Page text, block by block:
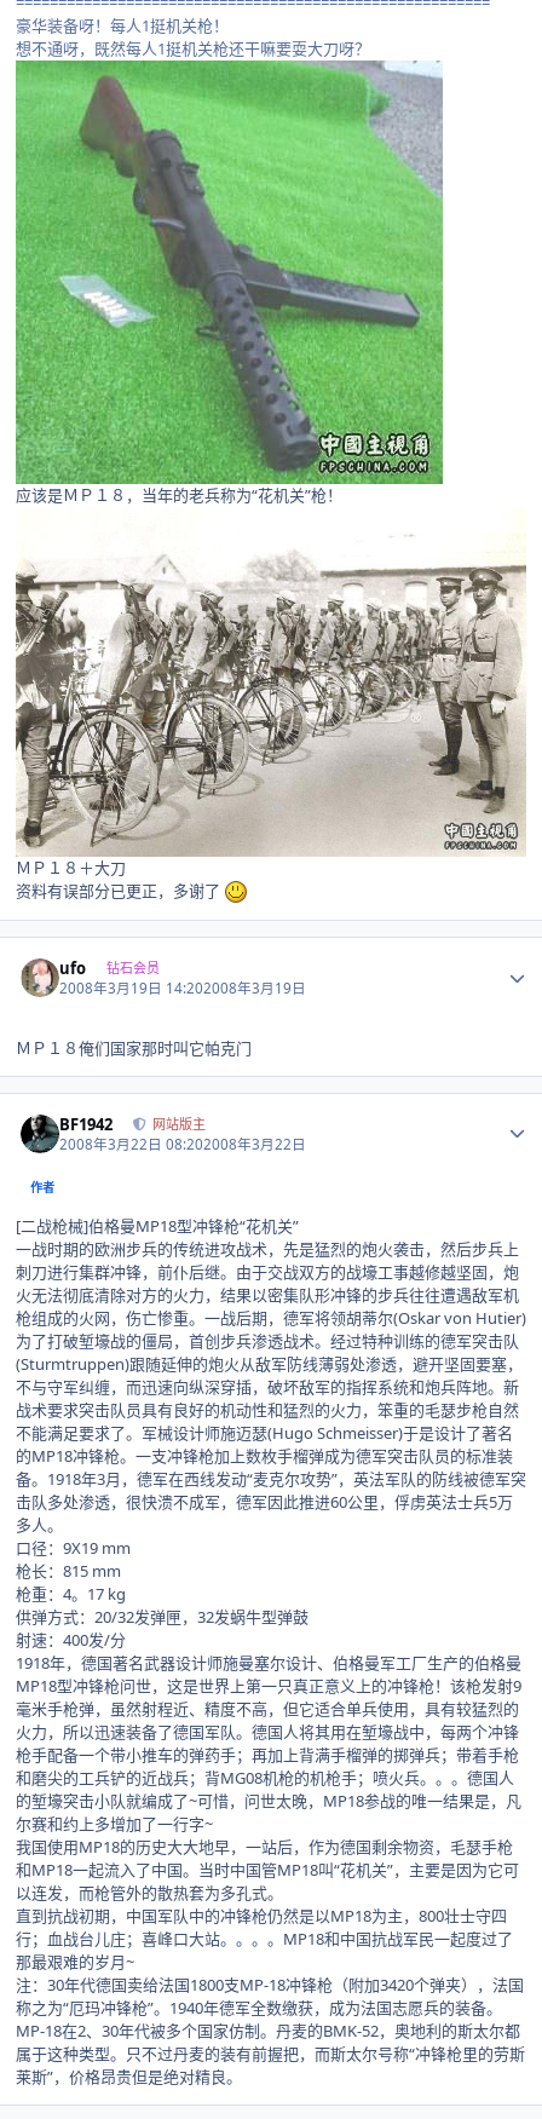
豪华装备呀！每人1挺机关枪！
想不通呀，既然每人1挺机关枪还干嘛要耍大刀呀？
应该是ＭＰ１８，当年的老兵称为“花机关”枪！
ＭＰ１８＋大刀
资料有误部分已更正，多谢了
ufo 钻石会员
2008年3月19日 14:202008年3月19日
ＭＰ１８俺们国家那时叫它帕克门
BF1942 网站版主
2008年3月22日 08:202008年3月22日
作者
[二战枪械]伯格曼MP18型冲锋枪“花机关”
一战时期的欧洲步兵的传统进攻战术，先是猛烈的炮火袭击，然后步兵上
刺刀进行集群冲锋，前仆后继。由于交战双方的战壕工事越修越坚固，炮
火无法彻底清除对方的火力，结果以密集队形冲锋的步兵往往遭遇敌军机
枪组成的火网，伤亡惨重。一战后期，德军将领胡蒂尔(Oskar von Hutier)
为了打破堑壕战的僵局，首创步兵渗透战术。经过特种训练的德军突击队
(Sturmtruppen)跟随延伸的炮火从敌军防线薄弱处渗透，避开坚固要塞，
不与守军纠缠，而迅速向纵深穿插，破坏敌军的指挥系统和炮兵阵地。新
战术要求突击队员具有良好的机动性和猛烈的火力，笨重的毛瑟步枪自然
不能满足要求了。军械设计师施迈瑟(Hugo Schmeisser)于是设计了著名
的MP18冲锋枪。一支冲锋枪加上数枚手榴弹成为德军突击队员的标准装
备。1918年3月，德军在西线发动“麦克尔攻势”，英法军队的防线被德军突
击队多处渗透，很快溃不成军，德军因此推进60公里，俘虏英法士兵5万
多人。
口径：9X19 mm
枪长：815 mm
枪重：4。17 kg
供弹方式：20/32发弹匣，32发蜗牛型弹鼓
射速：400发/分
1918年，德国著名武器设计师施曼塞尔设计、伯格曼军工厂生产的伯格曼
MP18型冲锋枪问世，这是世界上第一只真正意义上的冲锋枪！该枪发射9
毫米手枪弹，虽然射程近、精度不高，但它适合单兵使用，具有较猛烈的
火力，所以迅速装备了德国军队。德国人将其用在堑壕战中，每两个冲锋
枪手配备一个带小推车的弹药手；再加上背满手榴弹的掷弹兵；带着手枪
和磨尖的工兵铲的近战兵；背MG08机枪的机枪手；喷火兵。。。德国人
的堑壕突击小队就编成了~可惜，问世太晚，MP18参战的唯一结果是，凡
尔赛和约上多增加了一行字~
我国使用MP18的历史大大地早，一站后，作为德国剩余物资，毛瑟手枪
和MP18一起流入了中国。当时中国管MP18叫“花机关”，主要是因为它可
以连发，而枪管外的散热套为多孔式。
直到抗战初期，中国军队中的冲锋枪仍然是以MP18为主，800壮士守四
行；血战台儿庄；喜峰口大站。。。。MP18和中国抗战军民一起度过了
那最艰难的岁月~
注：30年代德国卖给法国1800支MP-18冲锋枪（附加3420个弹夹），法国
称之为“厄玛冲锋枪”。1940年德军全数缴获，成为法国志愿兵的装备。
MP-18在2、30年代被多个国家仿制。丹麦的BMK-52，奥地利的斯太尔都
属于这种类型。只不过丹麦的装有前握把，而斯太尔号称“冲锋枪里的劳斯
莱斯”，价格昂贵但是绝对精良。